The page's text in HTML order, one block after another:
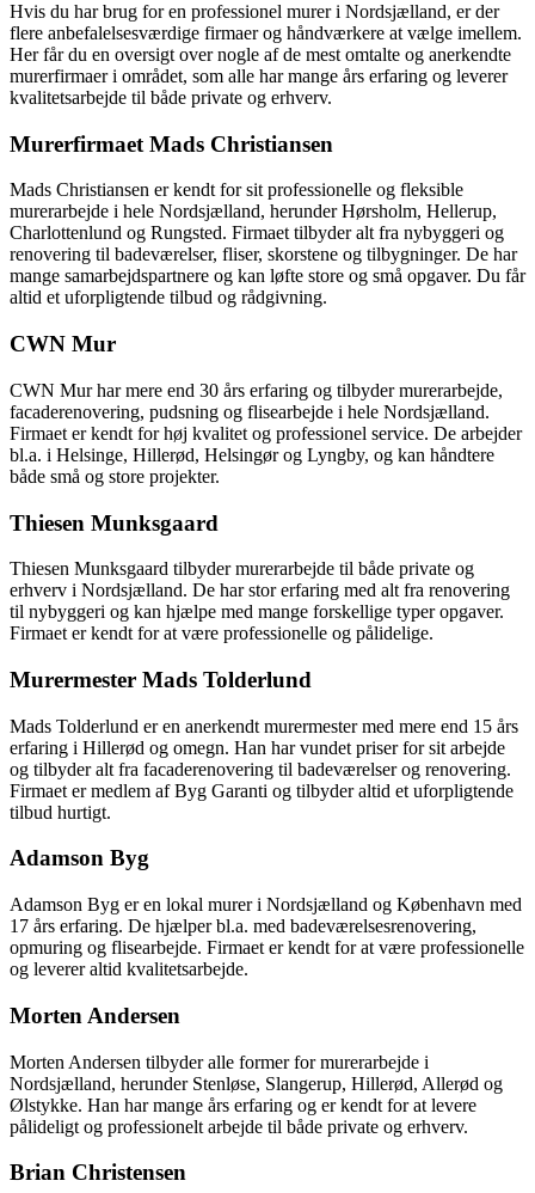
Hvis du har brug for en professionel murer i Nordsjælland, er der
flere anbefalelsesværdige firmaer og håndværkere at vælge imellem.
Her får du en oversigt over nogle af de mest omtalte og anerkendte
murerfirmaer i området, som alle har mange års erfaring og leverer
kvalitetsarbejde til både private og erhverv.
Murerfirmaet Mads Christiansen
Mads Christiansen er kendt for sit professionelle og fleksible
murerarbejde i hele Nordsjælland, herunder Hørsholm, Hellerup,
Charlottenlund og Rungsted. Firmaet tilbyder alt fra nybyggeri og
renovering til badeværelser, fliser, skorstene og tilbygninger. De har
mange samarbejdspartnere og kan løfte store og små opgaver. Du får
altid et uforpligtende tilbud og rådgivning.
CWN Mur
CWN Mur har mere end 30 års erfaring og tilbyder murerarbejde,
facaderenovering, pudsning og flisearbejde i hele Nordsjælland.
Firmaet er kendt for høj kvalitet og professionel service. De arbejder
bl.a. i Helsinge, Hillerød, Helsingør og Lyngby, og kan håndtere
både små og store projekter.
Thiesen Munksgaard
Thiesen Munksgaard tilbyder murerarbejde til både private og
erhverv i Nordsjælland. De har stor erfaring med alt fra renovering
til nybyggeri og kan hjælpe med mange forskellige typer opgaver.
Firmaet er kendt for at være professionelle og pålidelige.
Murermester Mads Tolderlund
Mads Tolderlund er en anerkendt murermester med mere end 15 års
erfaring i Hillerød og omegn. Han har vundet priser for sit arbejde
og tilbyder alt fra facaderenovering til badeværelser og renovering.
Firmaet er medlem af Byg Garanti og tilbyder altid et uforpligtende
tilbud hurtigt.
Adamson Byg
Adamson Byg er en lokal murer i Nordsjælland og København med
17 års erfaring. De hjælper bl.a. med badeværelsesrenovering,
opmuring og flisearbejde. Firmaet er kendt for at være professionelle
og leverer altid kvalitetsarbejde.
Morten Andersen
Morten Andersen tilbyder alle former for murerarbejde i
Nordsjælland, herunder Stenløse, Slangerup, Hillerød, Allerød og
Ølstykke. Han har mange års erfaring og er kendt for at levere
pålideligt og professionelt arbejde til både private og erhverv.
Brian Christensen